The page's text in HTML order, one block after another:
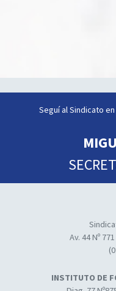
Seguí al Sindicato
Av. 44 Nº
INSTITUTO DE